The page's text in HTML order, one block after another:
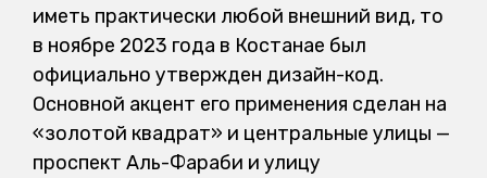
иметь практически любой внешний вид, то
в ноябре 2023 года в Костанае был
официально утвержден дизайн-код.
Основной акцент его применения сделан на
«золотой квадрат» и центральные улицы —
проспект Аль-Фараби и улицу